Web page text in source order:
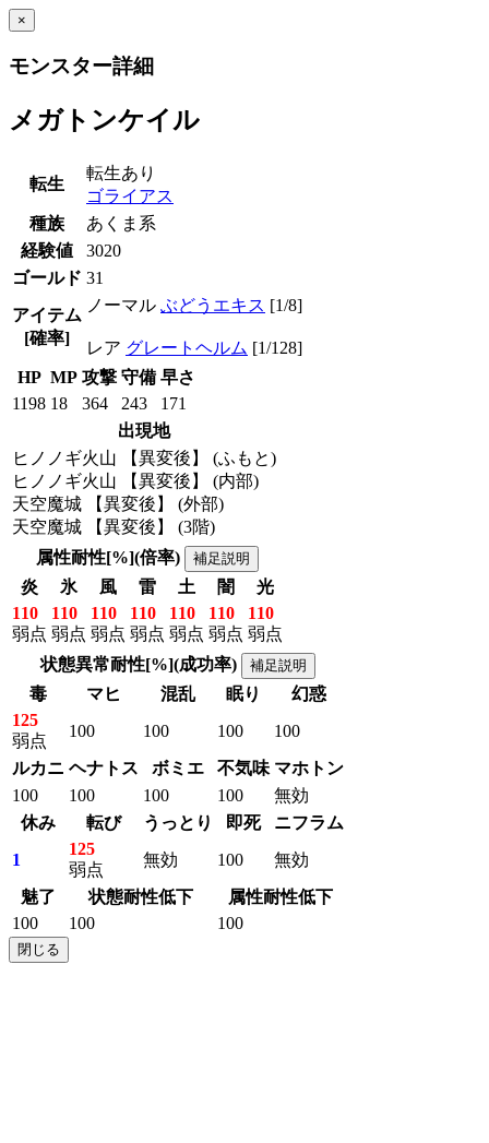
×
モンスター詳細
メガトンケイル
転生
転生あり
ゴライアス
種族
あくま系
経験値
3020
ゴールド 31
アイテム
[確率]
ノーマル ぶどうエキス [1/8]
レア グレートヘルム [1/128]
HP MP 攻撃 守備 早さ
1198 18 364 243
171
出現地
ヒノノギ火山 【異変後】 (ふもと)
ヒノノギ火山 【異変後】 (内部)
天空魔城 【異変後】 (外部)
天空魔城 【異変後】 (3階)
属性耐性[%](倍率)
補足説明
炎 氷 風 雷 土 闇
光
110
弱点
110
弱点
110
弱点
110
弱点
110
弱点
110
弱点
110
弱点
状態異常耐性[%](成功率)
補足説明
毒 マヒ 混乱 眠り
幻惑
125
弱点
100 100 100
100
ルカニ ヘナトス ボミエ 不気味 マホトン
100
100 100 100
無効
休み
転び うっとり 即死
ニフラム
1
125
弱点
無効 100
無効
魅了
状態耐性低下
属性耐性低下
100
100 100
閉じる